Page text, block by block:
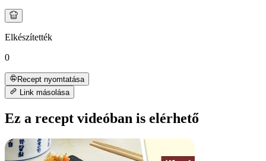
Elkészítették
0
Recept nyomtatása
Link másolása
Ez a recept videóban is elérhető